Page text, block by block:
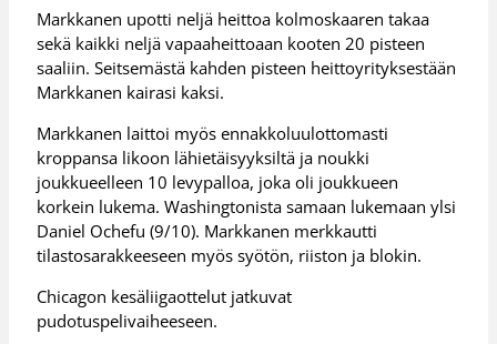
Markkanen upotti neljä heittoa kolmoskaaren takaa
sekä kaikki neljä vapaaheittoaan kooten 20 pisteen
saaliin. Seitsemästä kahden pisteen heittoyrityksestään
Markkanen kairasi kaksi.
Markkanen laittoi myös ennakkoluulottomasti
kroppansa likoon lähietäisyyksiltä ja noukki
joukkueelleen 10 levypalloa, joka oli joukkueen
korkein lukema. Washingtonista samaan lukemaan ylsi
Daniel Ochefu (9/10). Markkanen merkkautti
tilastosarakkeeseen myös syötön, riiston ja blokin.
Chicagon kesäliigaottelut jatkuvat
pudotuspelivaiheeseen.